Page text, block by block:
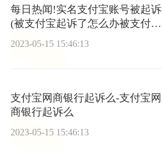
每日热闻!实名支付宝账号被起诉
(被支付宝起诉了怎么办被支付宝
2023-05-15 15:46:13
支付宝网商银行起诉么-支付宝网
商银行起诉么
2023-05-15 15:46:13